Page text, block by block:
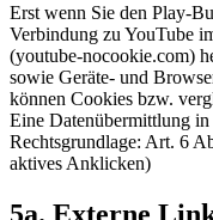
Erst wenn Sie den Play-
Verbindung zu YouTube
(youtube-nocookie.com)
sowie Geräte- und
können Cookies bzw.
Eine Datenübermittlung in
Rechtsgrundlage: Art. 6
aktives Anklicken)